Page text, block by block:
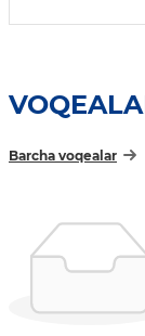
Barcha voqealar